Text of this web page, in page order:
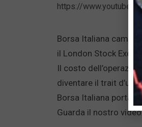
https://
Borsa Italiana
il London Stock
Il costo
diventare il trait
Borsa Italiana porta
Guarda il nostro video